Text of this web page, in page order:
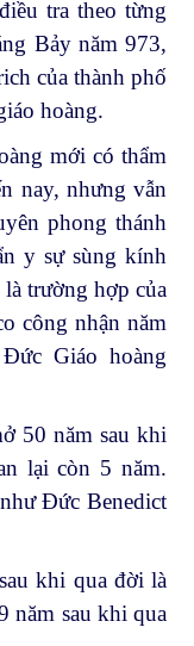
tra theo từng
Bảy năm 973,
của thành phố
hoàng.
mới có thẩm
nay, nhưng vẫn
phong thánh
y sự sùng kính
trường hợp của
công nhận năm
Giáo hoàng
50 năm sau khi
lại còn 5 năm.
Đức Benedict
khi qua đời là
năm sau khi qua